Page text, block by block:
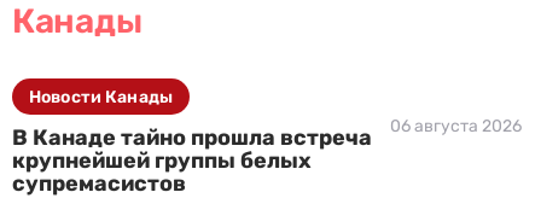
Канады
В Канаде тайно прошла встреча
крупнейшей группы белых
супремасистов
06 августа 2026
Новости Канады